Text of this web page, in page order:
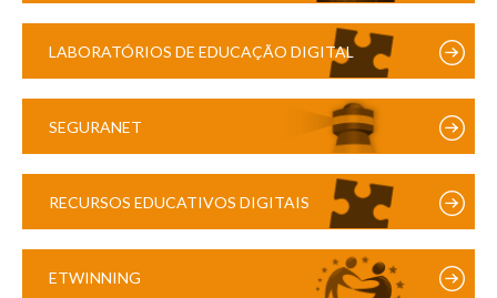
LABORATÓRIOS DE EDUCAÇÃO DIGITAL
SEGURANET
RECURSOS EDUCATIVOS DIGITAIS
ETWINNING